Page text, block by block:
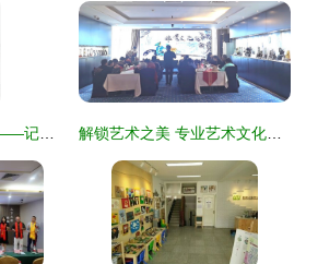
艺暖童心，社校联动——记第四届大学生文化艺术节社团进社区暨湖岭少儿成长服务站启航 解锁艺术之美 专业艺术文化咨询服务的价值与路径